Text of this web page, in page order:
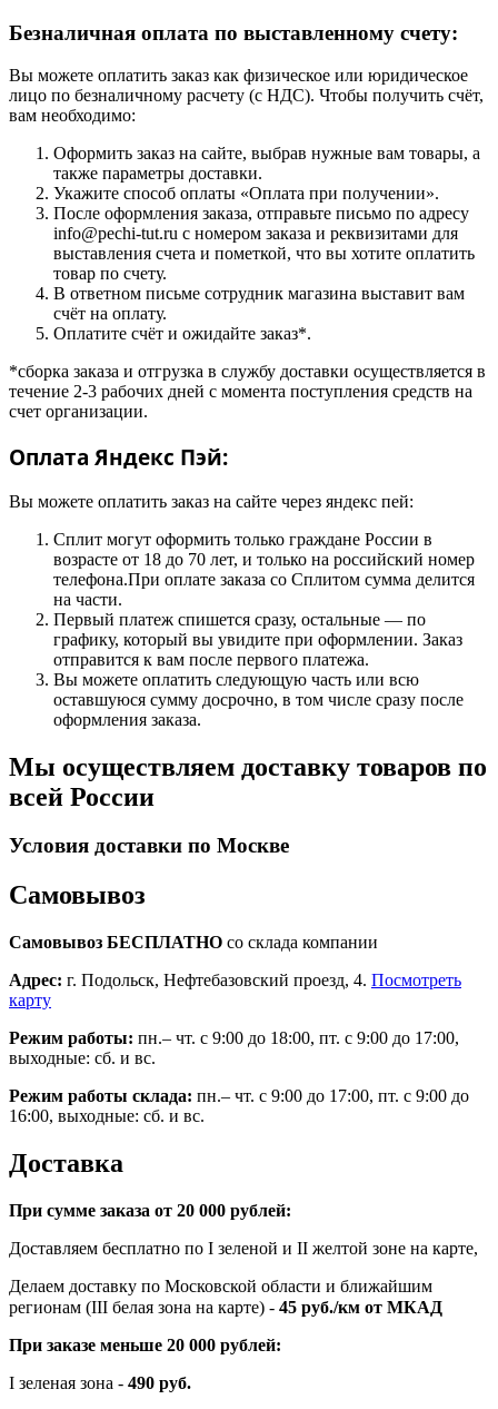
Безналичная оплата по выставленному счету:
Вы можете оплатить заказ как физическое или юридическое
лицо по безналичному расчету (с НДС). Чтобы получить счёт,
вам необходимо:
Оформить заказ на сайте, выбрав нужные вам товары, а
также параметры доставки.
Укажите способ оплаты «Оплата при получении».
После оформления заказа, отправьте письмо по адресу
info@pechi-tut.ru с номером заказа и реквизитами для
выставления счета и пометкой, что вы хотите оплатить
товар по счету.
В ответном письме сотрудник магазина выставит вам
счёт на оплату.
Оплатите счёт и ожидайте заказ*.
*сборка заказа и отгрузка в службу доставки осуществляется в
течение 2-3 рабочих дней с момента поступления средств на
счет организации.
Оплата Яндекс Пэй:
Вы можете оплатить заказ на сайте через яндекс пей:
Сплит могут оформить только граждане России в
возрасте от 18 до 70 лет, и только на российский номер
телефона.При оплате заказа со Сплитом сумма делится
на части.
Первый платеж спишется сразу, остальные — по
графику, который вы увидите при оформлении. Заказ
отправится к вам после первого платежа.
Вы можете оплатить следующую часть или всю
оставшуюся сумму досрочно, в том числе сразу после
оформления заказа.
Мы осуществляем доставку товаров по
всей России
Условия доставки по Москве
Самовывоз
Самовывоз БЕСПЛАТНО со склада компании
Адрес: г. Подольск, Нефтебазовский проезд, 4. Посмотреть
карту
Режим работы: пн.– чт. с 9:00 до 18:00, пт. с 9:00 до 17:00,
выходные: сб. и вс.
Режим работы склада: пн.– чт. с 9:00 до 17:00, пт. с 9:00 до
16:00, выходные: сб. и вс.
Доставка
При сумме заказа от 20 000 рублей:
Доставляем бесплатно по I зеленой и II желтой зоне на карте,
Делаем доставку по Московской области и ближайшим
регионам (III белая зона на карте) - 45 руб./км от МКАД
При заказе меньше 20 000 рублей:
I зеленая зона - 490 руб.